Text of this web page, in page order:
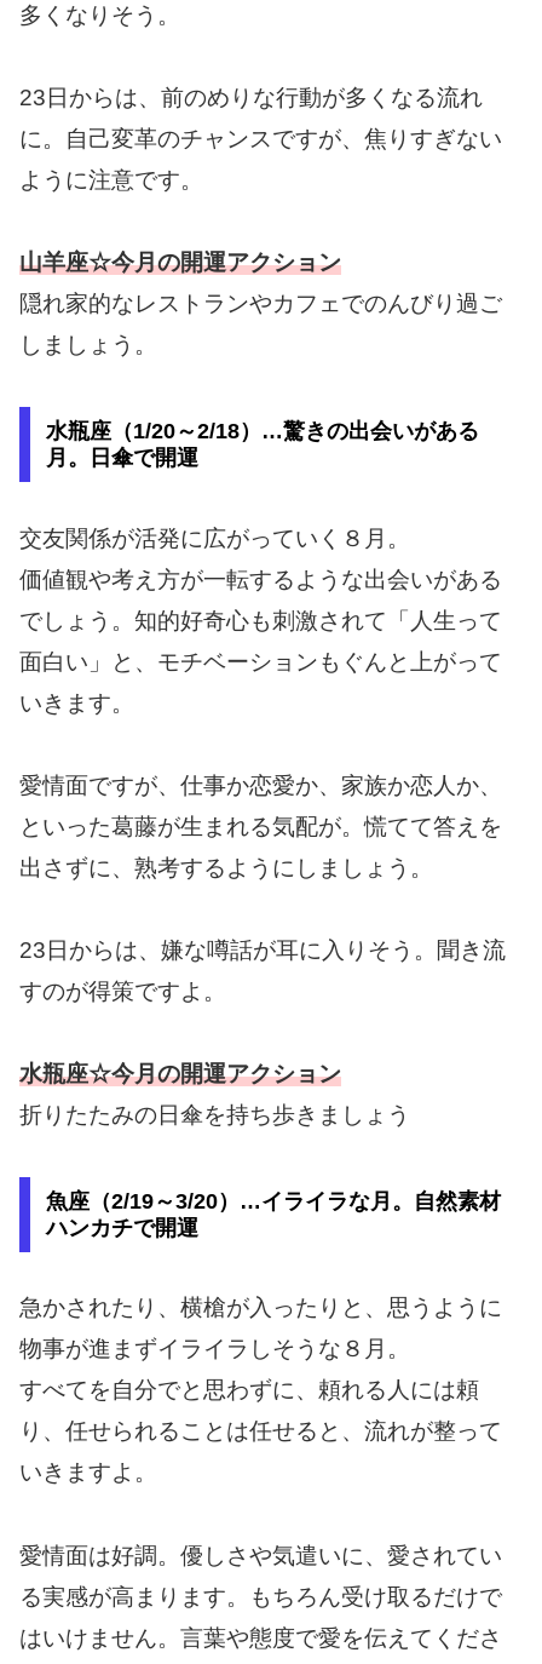
多くなりそう。
23日からは、前のめりな行動が多くなる流れ
に。自己変革のチャンスですが、焦りすぎない
ように注意です。
山羊座☆今月の開運アクション
隠れ家的なレストランやカフェでのんびり過ご
しましょう。
水瓶座（1/20～2/18）…驚きの出会いがある
月。日傘で開運
交友関係が活発に広がっていく８月。
価値観や考え方が一転するような出会いがある
でしょう。知的好奇心も刺激されて「人生って
面白い」と、モチベーションもぐんと上がって
いきます。
愛情面ですが、仕事か恋愛か、家族か恋人か、
といった葛藤が生まれる気配が。慌てて答えを
出さずに、熟考するようにしましょう。
23日からは、嫌な噂話が耳に入りそう。聞き流
すのが得策ですよ。
水瓶座☆今月の開運アクション
折りたたみの日傘を持ち歩きましょう
魚座（2/19～3/20）…イライラな月。自然素材
ハンカチで開運
急かされたり、横槍が入ったりと、思うように
物事が進まずイライラしそうな８月。
すべてを自分でと思わずに、頼れる人には頼
り、任せられることは任せると、流れが整って
いきますよ。
愛情面は好調。優しさや気遣いに、愛されてい
る実感が高まります。もちろん受け取るだけで
はいけません。言葉や態度で愛を伝えてくださ